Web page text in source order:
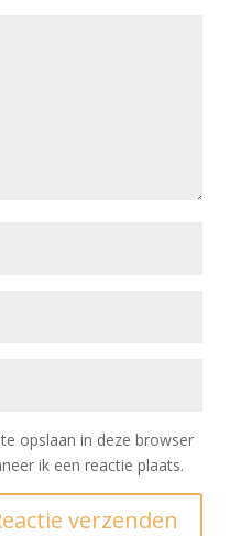
opslaan in deze browser
ik een reactie plaats.